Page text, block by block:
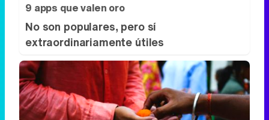
9 apps que valen oro
No son populares, pero sí
extraordinariamente útiles